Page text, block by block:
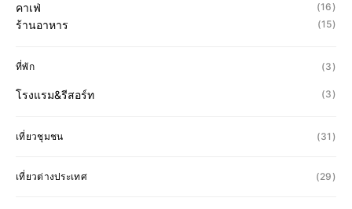
คาเฟ่ (16)
ร้านอาหาร (15)
ที่พัก (3)
โรงแรม&รีสอร์ท (3)
เที่ยวชุมชน (31)
เที่ยวต่างประเทศ (29)